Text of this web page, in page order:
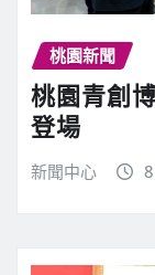
桃園新聞
桃園青創
登場
新聞中心